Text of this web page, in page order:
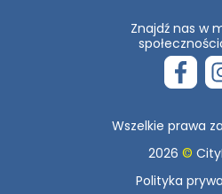
Znajdź nas w
Wszelkie prawa
2026 ©
Polityka